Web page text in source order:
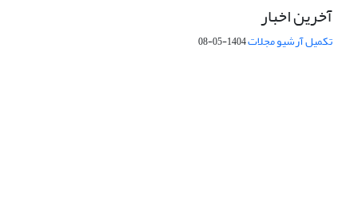
آخرین اخبار
تکمیل آرشیو مجلات1404-05-08